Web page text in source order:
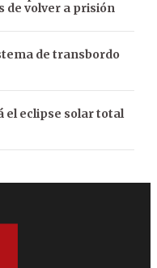
de volver a prisión
de transbordo
el eclipse solar total